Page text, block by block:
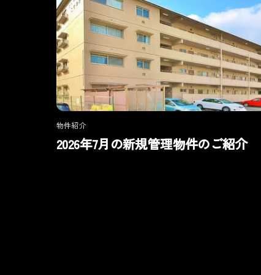
物件紹介
2026年7月の新規管理物件のご紹介